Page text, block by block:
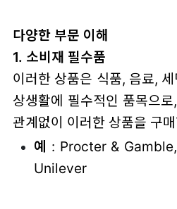
다양한 부문 이해
1. 소비재 필수품
이러한 상품은 식품, 음료,
상생활에 필수적인 품목으
관계없이 이러한 상품을 구
예 : Procter &
Unilever